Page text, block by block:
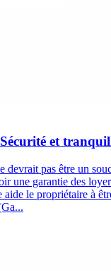
et
devrait pas être un
une garantie des
le propriétaire à